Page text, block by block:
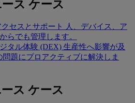
ス ケース
セスとサポート
人、デバイス、ア
らでも管理します。
タル体験 (DEX) 生産性へ影響が及
問題にプロアクティブに解決しま
ス ケース